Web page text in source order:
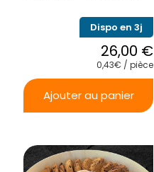
Dispo en 3j
26,00 €
0,43€ / pièce
Ajouter au panier